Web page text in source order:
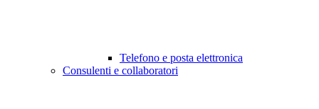
Telefono e posta elettronica
Consulenti e collaboratori